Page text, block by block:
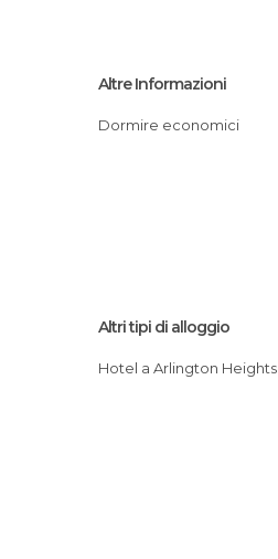
Altre Informazioni
Dormire economici
Altri tipi di alloggio
Hotel a Arlington Heights